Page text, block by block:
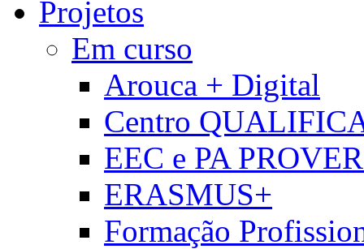
Projetos
Em curso
Arouca + Digital
Centro
EEC e PA
ERASMUS+
Formação